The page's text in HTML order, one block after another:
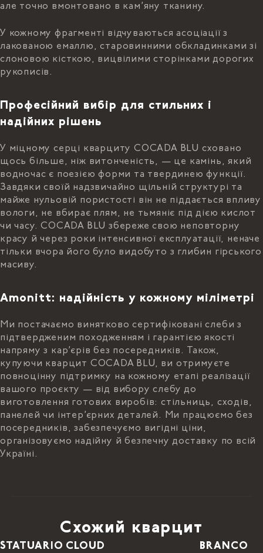
але точно вмонтовано в кам’яну тканину.
У кожному фрагменті відчуваються асоціації з
лакованою емаллю, старовинними обкладинками зі
слоновою кісткою, вицвілими сторінками дорогих
рукописів.
Професійний вибір для стильних і
надійних рішень
У міцному серці кварциту COCADA BLU сховано
щось більше, ніж витонченість, — це камінь, який
водночас є поезією форми та твердинею функції.
Завдяки своїй надзвичайно щільній структурі та
майже нульовій пористості він не піддається впливу
вологи, не вбирає плям, не тьмяніє під дією кислот
чи часу. COCADA BLU збереже свою неповторну
красу й через роки інтенсивної експлуатації, неначе
тільки вчора його було видобуто з глибин гірського
масиву.
Amonitt: надійність у кожному міліметрі
Ми постачаємо винятково сертифіковані слеби з
підтвердженим походженням і гарантією якості
напряму з кар’єрів без посередників. Також,
купуючи кварцит COCADA BLU, ви отримуєте
повноцінну підтримку на кожному етапі реалізації
вашого проєкту — від вибору слебу до
виготовлення готових виробів: стільниць, сходів,
панелей чи інтер’єрних деталей. Ми працюємо без
посередників, забезпечуємо вигідні ціни,
організовуємо надійну й безпечну доставку по всій
Україні.
Схожий кварцит
STATUARIO CLOUD BRANCO